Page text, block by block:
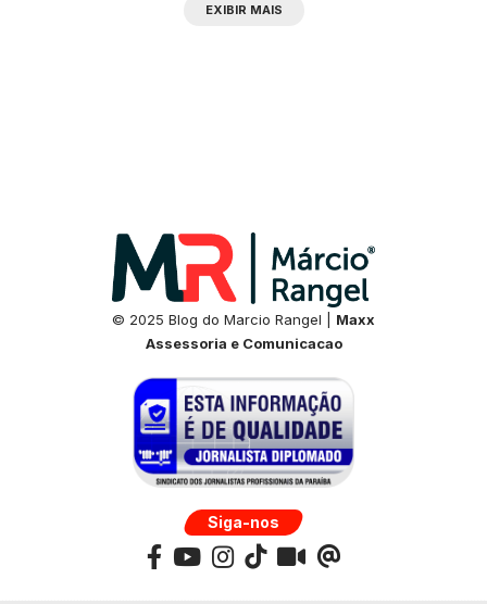
EXIBIR MAIS
© 2025 Blog do Marcio Rangel | Maxx
Assessoria e Comunicacao
Siga-nos